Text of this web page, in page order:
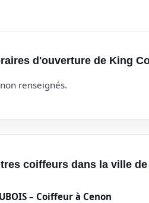
d'ouverture de King
renseignés.
coiffeurs dans la ville de
– Coiffeur à Cenon